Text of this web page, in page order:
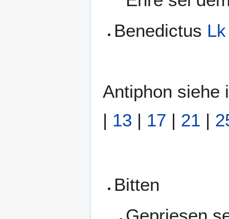
Benedictus
Antiphon siehe
| 13 | 17 | 21 |
Bitten